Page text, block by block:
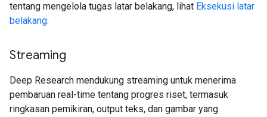
tentang mengelola tugas latar belakang, lihat Eksekusi latar
belakang.
Streaming
Deep Research mendukung streaming untuk menerima
pembaruan real-time tentang progres riset, termasuk
ringkasan pemikiran, output teks, dan gambar yang